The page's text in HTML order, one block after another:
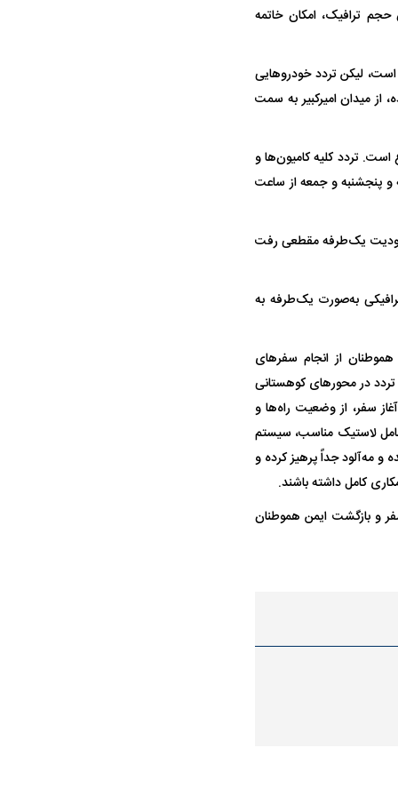
ترافیک، امکان خاتمه
لیکن تردد خودرو‌هایی
میدان امیرکبیر به سمت
است. تردد کلیه کامیون‌ها و
سوختی و فاسدشدنی) از ساعت ۱۲ تا ۲۴ امروز چهارشنبه و پنجشنبه و جمعه از ساعت
ترافیک در روز‌های پنجشنبه و جمعه (۲ و ۳ بهمن)، محدودیت یک‌طرفه مقطعی رفت
اظهار کرد: در روز جمعه از ساعت ۱۷ تا ۲۰ محدودیت ترافیکی به‌صورت یک‌طرفه به
از انجام سفر‌های
در محور‌های کوهستانی
سفر، از وضعیت راه‌ها و
لاستیک مناسب، سیستم
و مه‌آلود جداً پرهیز کرده و
کامل داشته باشند.
و بازگشت ایمن هموطنان